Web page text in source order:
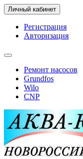
Личный кабинет
Регистрация
Авторизация
Ремонт насосов
Grundfos
Wilo
CNP